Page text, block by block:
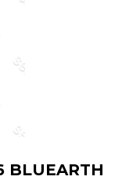
BLUEARTH